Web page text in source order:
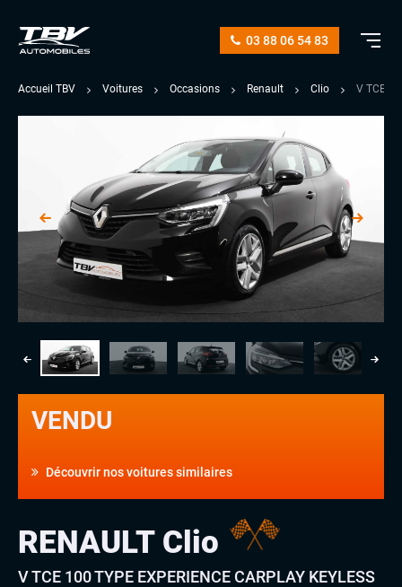
03 88 06 54 83
Accueil TBV Voitures Occasions Renault Clio V TCE
VENDU
Découvrir nos voitures similaires
RENAULT Clio
V TCE 100 TYPE EXPERIENCE CARPLAY KEYLESS